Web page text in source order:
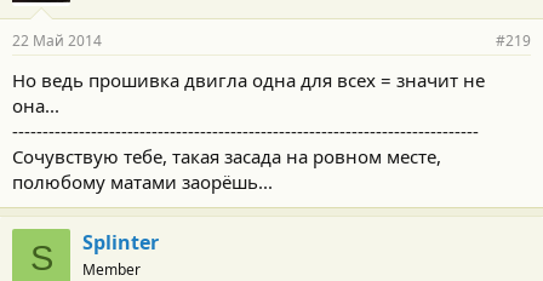
22 Май 2014 #219
Но ведь прошивка двигла одна для всех = значит не
она...
-----------------------------------------------------------------------------
Сочувствую тебе, такая засада на ровном месте,
полюбому матами заорёшь...
S Splinter
Member